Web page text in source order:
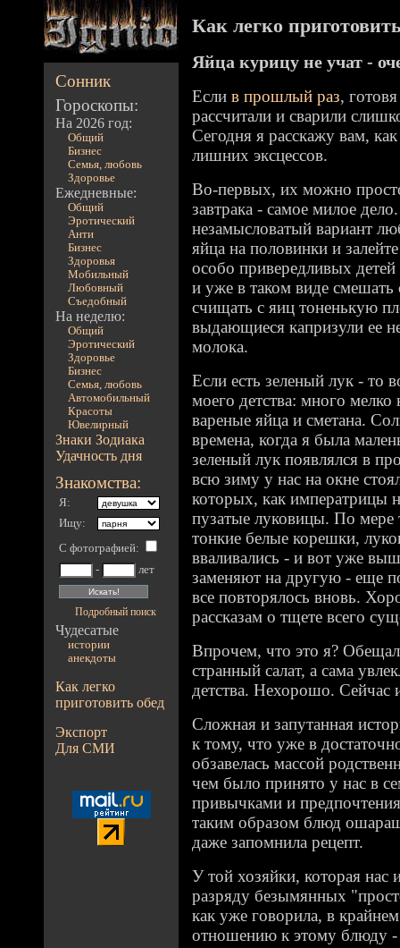
Сонник
Гороскопы:
На 2026 год:
Общий
Бизнес
Семья, любовь
Здоровье
Ежедневные:
Общий
Эротический
Анти
Бизнес
Здоровья
Мобильный
Любовный
Съедобный
На неделю:
Общий
Эротический
Здоровье
Бизнес
Семья, любовь
Автомобильный
Красоты
Ювелирный
Знаки Зодиака
Удачность дня
Знакомства:
Я:
Ищу:
С фотографией:
-
лет
Подробный поиск
Чудесатые
истории
анекдоты
Как легко
приготовить обед
Экспорт
Для СМИ
Как легко
Яйца курицу не учат -
Если в прошлый раз,
рассчитали и сварили
Сегодня я расскажу вам,
лишних эксцессов.
Во-первых, их можно
завтрака - самое милое
незамысловатый вариант
яйца на половинки и
особо привередливых
и уже в таком виде
счищать с яиц тоненькую
выдающиеся капризули ее
молока.
Если есть зеленый лук - то
моего детства: много мелко
вареные яйца и сметана.
времена, когда я была
зеленый лук появлялся в
всю зиму у нас на окне
которых, как императрицы
пузатые луковицы. По мере
тонкие белые корешки,
вваливались - и вот уже
заменяют на другую - еще
все повторялось вновь.
рассказам о тщете всего
Впрочем, что это я?
странный салат, а сама
детства. Нехорошо. Сейчас
Сложная и запутанная
к тому, что уже в
обзавелась массой
чем было принято у нас в
привычками и
таким образом блюд
даже запомнила рецепт.
У той хозяйки, которая
разряду безымянных
как уже говорила, в
отношению к этому блюду -